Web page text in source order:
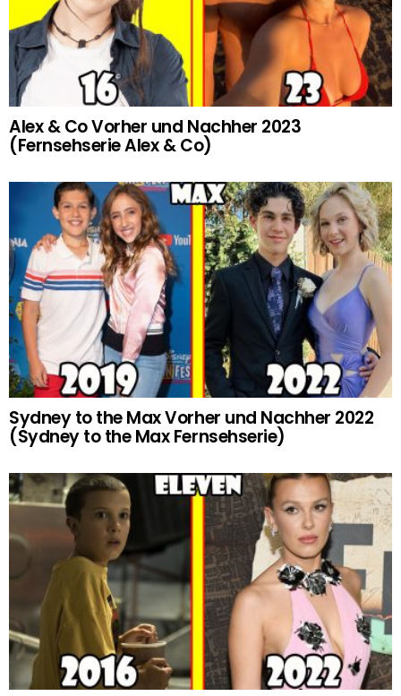
Alex & Co Vorher und Nachher 2023
(Fernsehserie Alex & Co)
Sydney to the Max Vorher und Nachher 2022
(Sydney to the Max Fernsehserie)